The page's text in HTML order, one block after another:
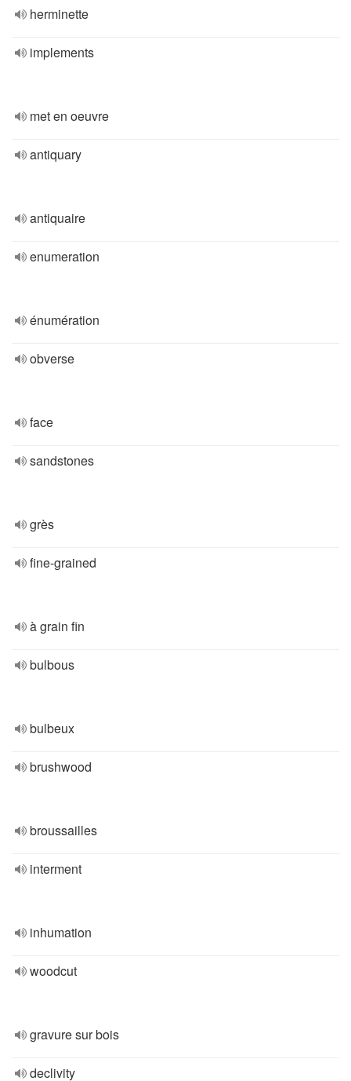
herminette
implements
met en oeuvre
antiquary
antiquaire
enumeration
énumération
obverse
face
sandstones
grès
fine-grained
à grain fin
bulbous
bulbeux
brushwood
broussailles
interment
inhumation
woodcut
gravure sur bois
declivity